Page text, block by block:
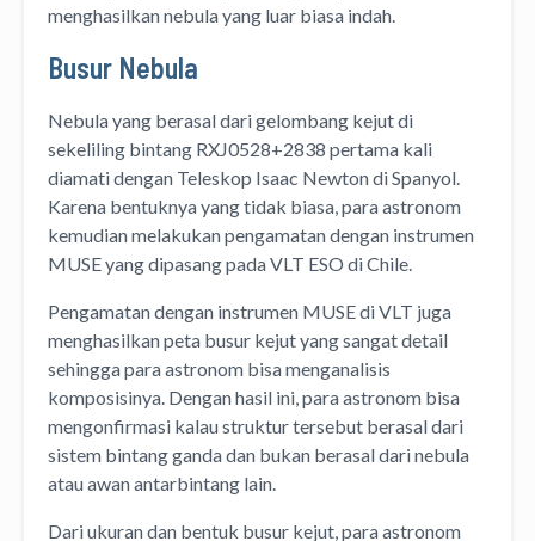
menghasilkan nebula yang luar biasa indah.
Busur Nebula
Nebula yang berasal dari gelombang kejut di
sekeliling bintang RXJ0528+2838 pertama kali
diamati dengan Teleskop Isaac Newton di Spanyol.
Karena bentuknya yang tidak biasa, para astronom
kemudian melakukan pengamatan dengan instrumen
MUSE yang dipasang pada VLT ESO di Chile.
Pengamatan dengan instrumen MUSE di VLT juga
menghasilkan peta busur kejut yang sangat detail
sehingga para astronom bisa menganalisis
komposisinya. Dengan hasil ini, para astronom bisa
mengonfirmasi kalau struktur tersebut berasal dari
sistem bintang ganda dan bukan berasal dari nebula
atau awan antarbintang lain.
Dari ukuran dan bentuk busur kejut, para astronom